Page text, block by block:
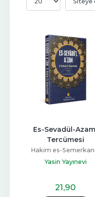
Es-Sevadül-Azam
Tercümesi
Hakim es-
Yasin Yayınevi
21,90